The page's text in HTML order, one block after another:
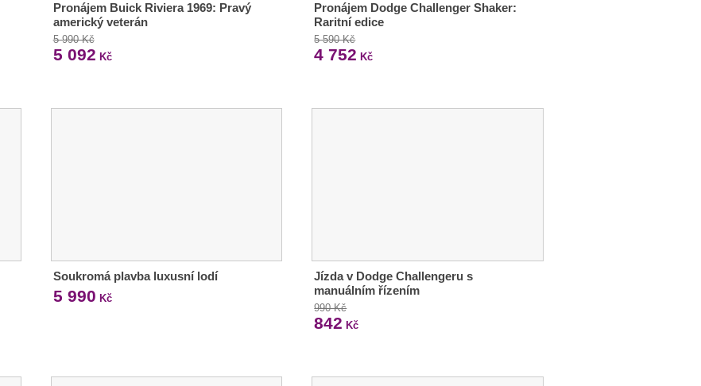
Pronájem Buick Riviera 1969: Pravý
americký veterán
5 990 Kč
5 092 Kč
Pronájem Dodge Challenger Shaker:
Raritní edice
5 590 Kč
4 752 Kč
Soukromá plavba luxusní lodí
5 990 Kč
Jízda v Dodge Challengeru s
manuálním řízením
990 Kč
842 Kč